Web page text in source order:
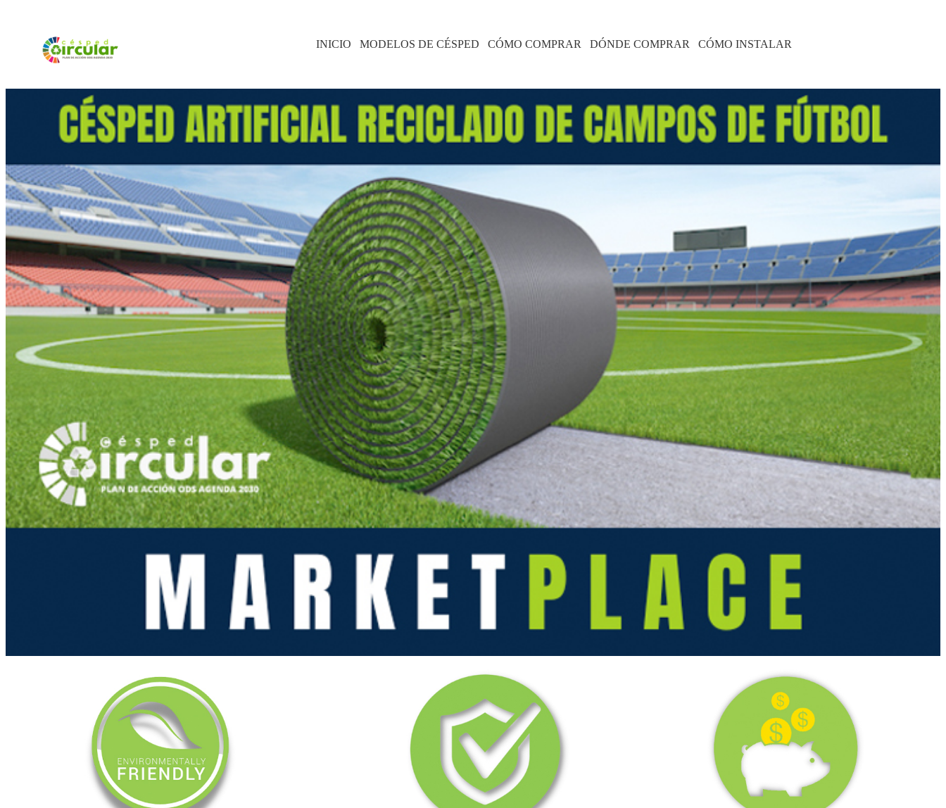
INICIO MODELOS DE CÉSPED CÓMO COMPRAR DÓNDE COMPRAR CÓMO INSTALAR